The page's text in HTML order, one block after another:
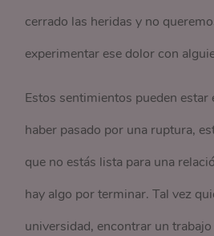
cerrado las heridas y no
experimentar ese dolor con
Estos sentimientos pueden
haber pasado por una ruptura,
que no estás lista para una
hay algo por terminar. Tal vez
universidad, encontrar un